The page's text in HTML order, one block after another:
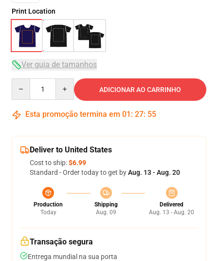
Print Location
Ver guia de tamanhos
ADICIONAR AO CARRINHO
Esta promoção termina em 01 : 27: 54
Deliver to United States
Cost to ship:$6.99
Standard - Order today to get byAug. 13 - Aug. 20
Production
Today
Shipping
Aug. 09
Delivered
Aug. 13 - Aug. 20
Transação segura
Entrega mundial na sua porta